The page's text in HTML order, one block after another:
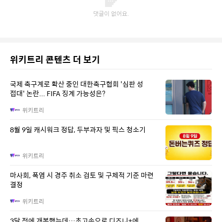
위키트리 콘텐츠 더 보기
국제 축구계로 확산 중인 대한축구협회 '심판 성
접대' 논란... FIFA 징계 가능성은?
위키트리
8월 9일 캐시워크 정답, 두부과자 및 픽스 청소기
위키트리
마사회, 폭염 시 경주 취소 검토 및 구체적 기준 마련
결정
위키트리